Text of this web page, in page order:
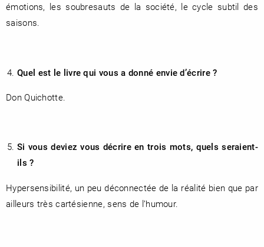
émotions, les soubresauts de la société, le cycle subtil des
saisons.
Quel est le livre qui vous a donné envie d’écrire ?
Don Quichotte.
Si vous deviez vous décrire en trois mots, quels seraient-
ils ?
Hypersensibilité, un peu déconnectée de la réalité bien que par
ailleurs très cartésienne, sens de l’humour.